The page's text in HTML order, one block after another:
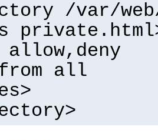
/var/
allow,deny
from all